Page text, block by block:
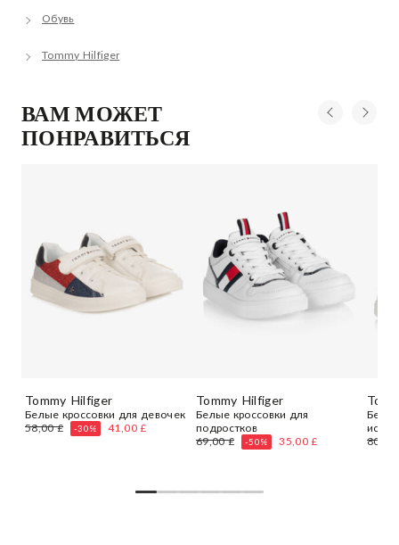
Обувь
Tommy Hilfiger
ВАМ МОЖЕТ
ПОНРАВИТЬСЯ
Tommy Hilfiger
Белые кроссовки для девочек
58,00 £
-30% 41,00 £
Tommy Hilfiger
Белые кроссовки для
подростков
69,00 £
-50% 35,00 £
80,00